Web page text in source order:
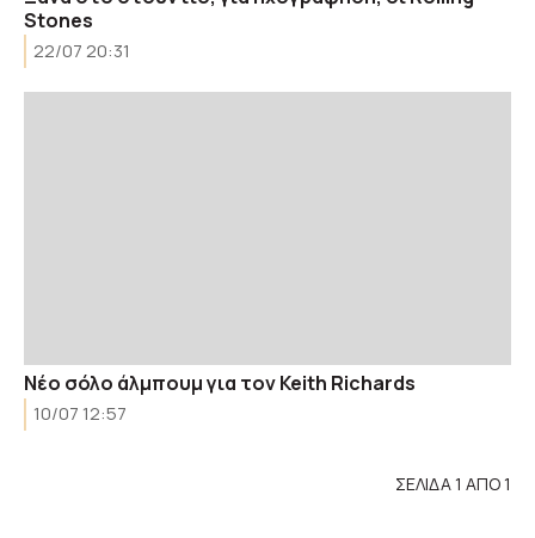
Stones
22/07 20:31
Νέο σόλο άλμπουμ για τον Keith Richards
10/07 12:57
ΣΕΛΙΔΑ 1 ΑΠΟ 1